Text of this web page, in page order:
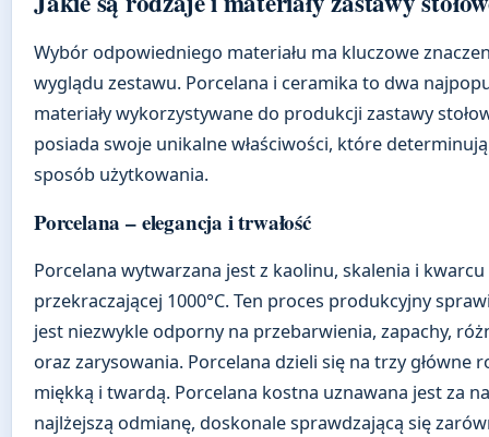
Wybór odpowiedniego materiału ma kluczowe
wyglądu zestawu. Porcelana i ceramika to dwa
materiały wykorzystywane do produkcji zastawy
posiada swoje unikalne właściwości, które
sposób użytkowania.
Porcelana – elegancja i trwałość
Porcelana wytwarzana jest z kaolinu, skalenia i
przekraczającej 1000°C. Ten proces produkcyjny
jest niezwykle odporny na przebarwienia, zapachy,
oraz zarysowania. Porcelana dzieli się na trzy główne
miękką i twardą. Porcelana kostna uznawana jest za
najlżejszą odmianę, doskonale sprawdzającą się